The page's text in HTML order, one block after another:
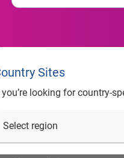
Sites
you’re looking for country-
fraude
Experian,
para a